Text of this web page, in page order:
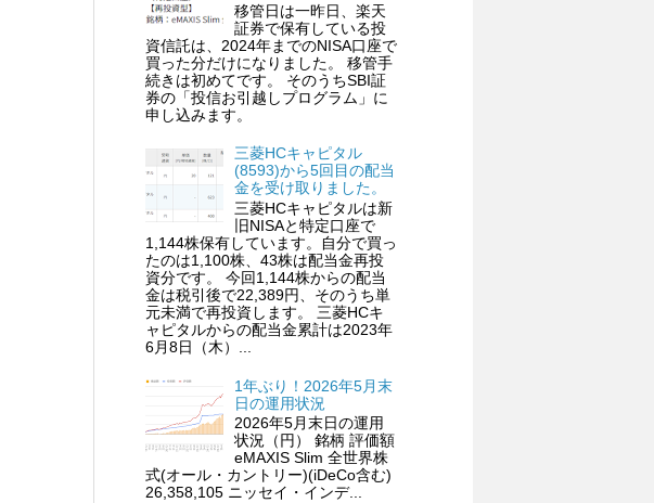
移管日は一昨日、楽天
証券で保有している投
資信託は、2024年までのNISA口座で
買った分だけになりました。 移管手
続きは初めてです。 そのうちSBI証
券の「投信お引越しプログラム」に
申し込みます。
三菱HCキャピタル
(8593)から5回目の配当
金を受け取りました。
三菱HCキャピタルは新
旧NISAと特定口座で
1,144株保有しています。自分で買っ
たのは1,100株、43株は配当金再投
資分です。 今回1,144株からの配当
金は税引後で22,389円、そのうち単
元未満で再投資します。 三菱HCキ
ャピタルからの配当金累計は2023年
6月8日（木）...
1年ぶり！2026年5月末
日の運用状況
2026年5月末日の運用
状況（円） 銘柄 評価額
eMAXIS Slim 全世界株
式(オール・カントリー)(iDeCo含む)
26,358,105 ニッセイ・インデ...